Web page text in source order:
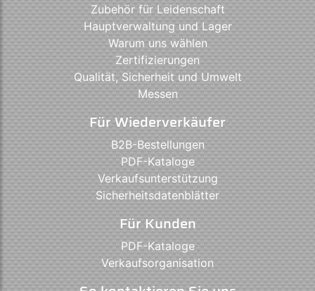
Zubehör für Leidenschaft
Hauptverwaltung und Lager
Warum uns wählen
Zertifizierungen
Qualität, Sicherheit und Umwelt
Messen
Für Wiederverkäufer
B2B-Bestellungen
PDF-Kataloge
Verkaufsunterstützung
Sicherheitsdatenblätter
Für Kunden
PDF-Kataloge
Verkaufsorganisation